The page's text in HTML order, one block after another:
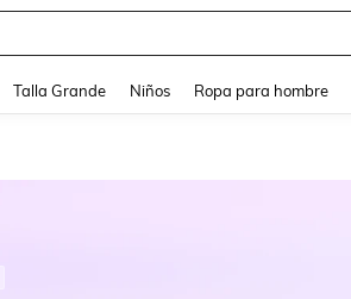
Talla Grande Niños Ropa para hombre